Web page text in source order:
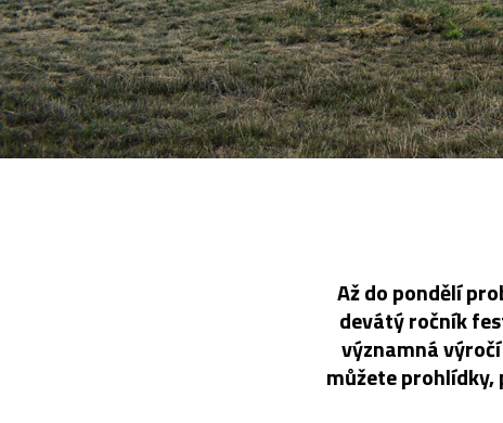
Až do pondělí
devátý ročník
významná
můžete prohlídky,